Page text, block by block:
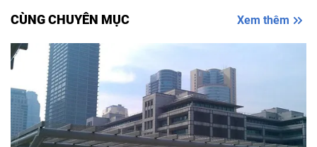
CÙNG CHUYÊN MỤC Xem thêm